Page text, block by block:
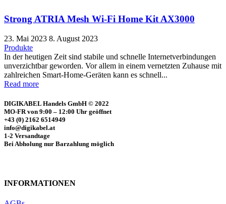
Strong ATRIA Mesh Wi-Fi Home Kit AX3000
23. Mai 2023 8. August 2023
Produkte
In der heutigen Zeit sind stabile und schnelle Internetverbindungen
unverzichtbar geworden. Vor allem in einem vernetzten Zuhause mit
zahlreichen Smart-Home-Geräten kann es schnell...
Read more
DIGIKABEL Handels GmbH © 2022
MO-FR von 9:00 – 12:00 Uhr geöffnet
+43 (0) 2162 6514949
info@digikabel.at
1-2 Versandtage
Bei Abholung nur Barzahlung möglich
INFORMATIONEN